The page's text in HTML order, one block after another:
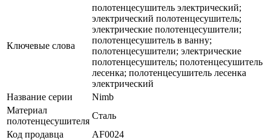
Ключевые слова
полотенцесушитель электрический;
электрический полотенцесушитель;
электрические полотенцесушители;
полотенцесушитель в ванну;
полотенцесушители; электрические
полотенцесушитель; полотенцесушитель
лесенка; полотенцесушитель лесенка
электрический
Название серии
Nimb
Материал
полотенцесушителя
Сталь
Код продавца
AF0024